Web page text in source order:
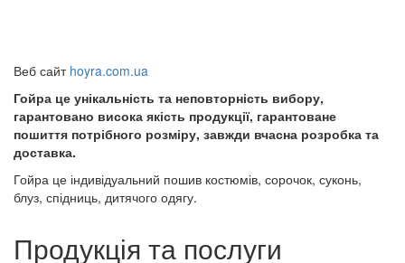
Веб сайт hoyra.com.ua
Гойра це унікальність та неповторність вибору,
гарантовано висока якість продукції, гарантоване
пошиття потрібного розміру, завжди вчасна розробка та
доставка.
Гойра це індивідуальний пошив костюмів, сорочок, суконь,
блуз, спідниць, дитячого одягу.
Продукція та послуги